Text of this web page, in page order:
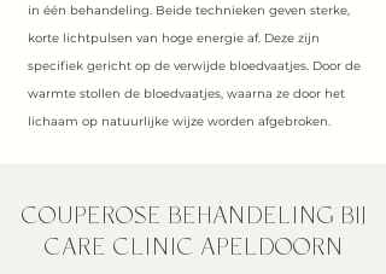
in één behandeling. Beide technieken geven sterke,
korte lichtpulsen van hoge energie af. Deze zijn
specifiek gericht op de verwijde bloedvaatjes. Door de
warmte stollen de bloedvaatjes, waarna ze door het
lichaam op natuurlijke wijze worden afgebroken.
COUPEROSE BEHANDELING BIJ
CARE CLINIC APELDOORN